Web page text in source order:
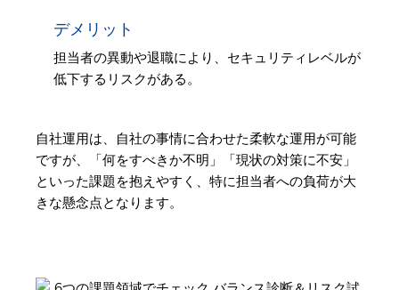
デメリット
担当者の異動や退職により、セキュリティレベルが
低下するリスクがある。
自社運用は、自社の事情に合わせた柔軟な運用が可能
ですが、「何をすべきか不明」「現状の対策に不安」
といった課題を抱えやすく、特に担当者への負荷が大
きな懸念点となります。